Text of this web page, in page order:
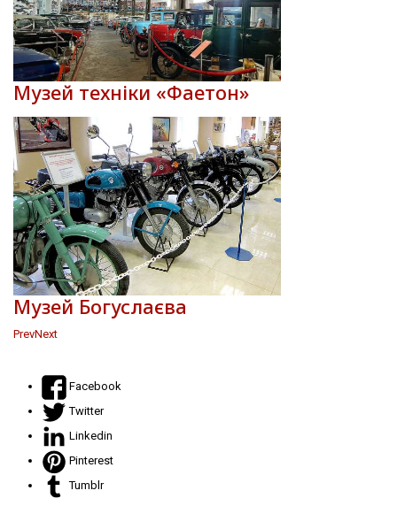
Музей техніки «Фаетон»
Музей Богуслаєва
PrevNext
Facebook
Twitter
Linkedin
Pinterest
Tumblr